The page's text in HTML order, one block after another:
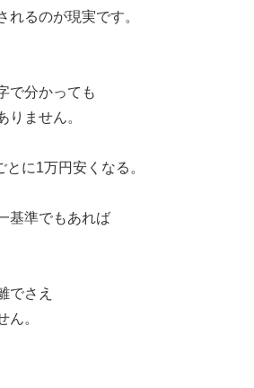
れるのが現実です。
で分かっても
りません。
に1万円安くなる。
基準でもあれば
でさえ
ん。